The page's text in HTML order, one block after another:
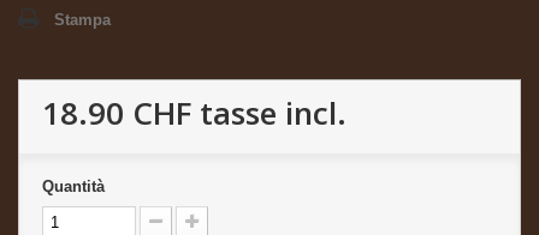
Stampa
18.90 CHF tasse incl.
Quantità